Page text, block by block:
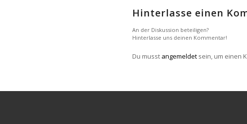
Hinterlasse einen
An der Diskussion beteiligen?
Hinterlasse uns deinen Kommentar!
Du musst angemeldet sein, um einen